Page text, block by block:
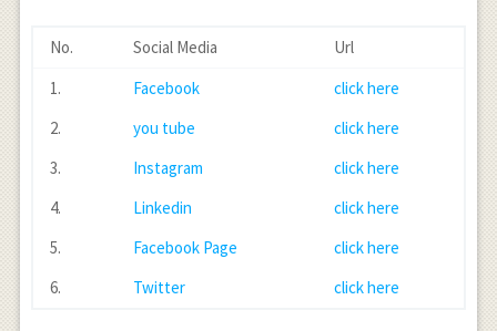
No. Social Media
Url
1.
Facebook
click here
2.
you tube
click here
3.
Instagram
click here
4.
Linkedin
click here
5.
Facebook Page
click here
6.
Twitter click here